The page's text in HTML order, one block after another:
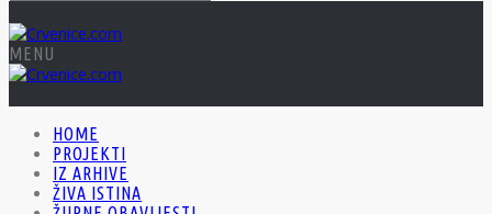
MENU
HOME
PROJEKTI
IZ ARHIVE
ŽIVA ISTINA